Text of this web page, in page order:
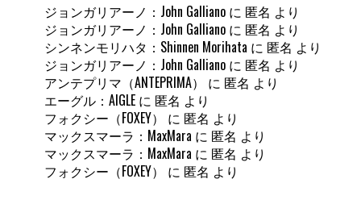
ジョンガリアーノ：John Galliano に 匿名 より
ジョンガリアーノ：John Galliano に 匿名 より
シンネンモリハタ：Shinnen Morihata に 匿名 より
ジョンガリアーノ：John Galliano に 匿名 より
アンテプリマ（ANTEPRIMA）
に 匿名 より
エーグル：AIGLE に 匿名 より
フォクシー（FOXEY）
に 匿名 より
マックスマーラ：MaxMara に 匿名 より
マックスマーラ：MaxMara に 匿名 より
フォクシー（FOXEY）
に 匿名 より